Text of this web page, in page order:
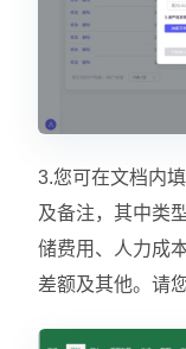
3.您可在文档内
及备注，其中类
储费用、人力成
差额及其他。请